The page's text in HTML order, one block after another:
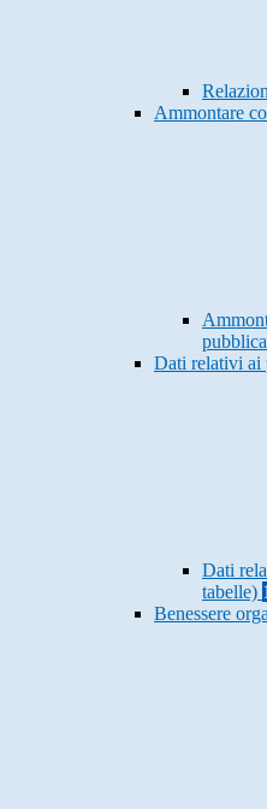
Ammontare
Dati relativi ai
Dati
tabelle)
Benessere